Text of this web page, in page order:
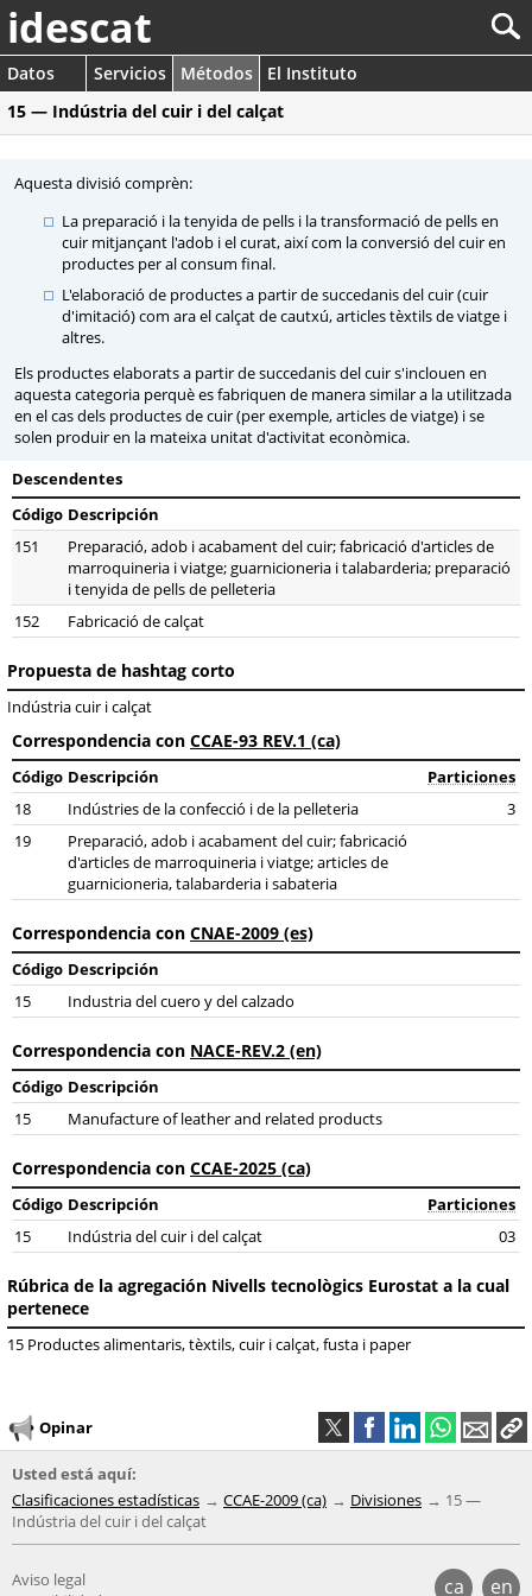
idescat
Datos Servicios Métodos
El Instituto
15 — Indústria del cuir i del calçat
Aquesta divisió comprèn:
La preparació i la tenyida de pells i la transformació de pells en
cuir mitjançant l'adob i el curat, així com la conversió del cuir en
productes per al consum final.
L'elaboració de productes a partir de succedanis del cuir (cuir
d'imitació) com ara el calçat de cautxú, articles tèxtils de viatge i
altres.
Els productes elaborats a partir de succedanis del cuir s'inclouen en
aquesta categoria perquè es fabriquen de manera similar a la utilitzada
en el cas dels productes de cuir (per exemple, articles de viatge) i se
solen produir en la mateixa unitat d'activitat econòmica.
Descendentes
Código Descripción
151
Preparació, adob i acabament del cuir; fabricació d'articles de
marroquineria i viatge; guarnicioneria i talabarderia; preparació
i tenyida de pells de pelleteria
152
Fabricació de calçat
Propuesta de hashtag corto
Indústria cuir i calçat
Correspondencia con CCAE-93 REV.1 (ca)
Código Descripción
Particiones
18
Indústries de la confecció i de la pelleteria
3
19
Preparació, adob i acabament del cuir; fabricació
d'articles de marroquineria i viatge; articles de
guarnicioneria, talabarderia i sabateria
Correspondencia con CNAE-2009 (es)
Código Descripción
15
Industria del cuero y del calzado
Correspondencia con NACE-REV.2 (en)
Código Descripción
15
Manufacture of leather and related products
Correspondencia con CCAE-2025 (ca)
Código Descripción
Particiones
15
Indústria del cuir i del calçat 03
Rúbrica de la agregación Nivells tecnològics Eurostat a la cual
pertenece
15 Productes alimentaris, tèxtils, cuir i calçat, fusta i paper
Opinar
Usted está aquí:
Clasificaciones estadísticas
CCAE-2009 (ca) Divisiones
15 —
Indústria del cuir i del calçat
ca en
Aviso legal